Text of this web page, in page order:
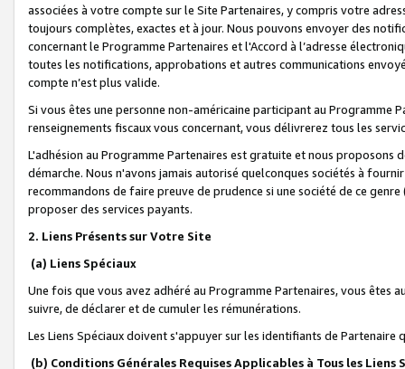
associées à votre compte sur le Site Partenaires, y compris votre
toujours complètes, exactes et à jour. Nous pouvons envoyer des
concernant le Programme Partenaires et l'Accord à l’adresse
toutes les notifications, approbations et autres communications
compte n’est plus valide.
Si vous êtes une personne non-américaine participant au
renseignements fiscaux vous concernant, vous délivrerez tous les
L'adhésion au Programme Partenaires est gratuite et nous proposons
démarche. Nous n'avons jamais autorisé quelconques sociétés à
recommandons de faire preuve de prudence si une société de ce
proposer des services payants.
2. Liens Présents sur Votre Site
(a) Liens Spéciaux
Une fois que vous avez adhéré au Programme Partenaires, vous êtes
suivre, de déclarer et de cumuler les rémunérations.
Les Liens Spéciaux doivent s'appuyer sur les identifiants de Partenaire
(b) Conditions Générales Requises Applicables à Tous les Liens